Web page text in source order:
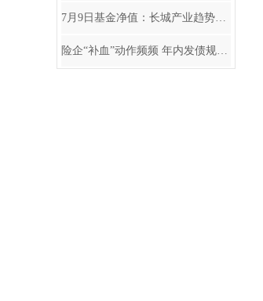
7月9日基金净值：长城产业趋势混合A最新净值0.6989
险企“补血”动作频频 年内发债规模超450亿元